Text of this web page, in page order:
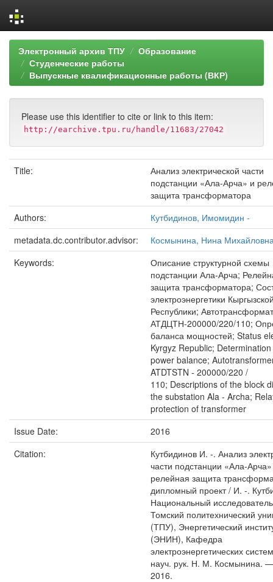
Skip
navigation
Электронный архив ТПУ
Образование
Студенческие работы
Выпускные квалификационные работы (ВКР)
Please use this identifier to cite or link to this item:
http://earchive.tpu.ru/handle/11683/27042
Title:
Анализ электрической части
подстанции «Ала-Арча» и
защита трансформатора
Authors:
Кутбидинов, Имомидин -
metadata.dc.contributor.advisor:
Космынина, Нина
Keywords:
Описание структурной схемы
подстанции Ала-Арча;
защита трансформатора;
электроэнергетики
Республики;
АТДЦТН-200000/220/110;
баланса мощностей; Status
Kyrgyz Republic;
power balance;
ATDTSTN - 200000/220 /
110; Descriptions of the block
the substation Ala - Archa;
protection of transformer
Issue Date:
2016
Citation:
Кутбидинов И. -. Анализ
части подстанции «Ала-
релейная защита
дипломный проект / И. -.
Национальный
Томский политехнический
(ТПУ), Энергетический
(ЭНИН), Кафедра
электроэнергетических
науч. рук. Н. М. Космынина.
2016.